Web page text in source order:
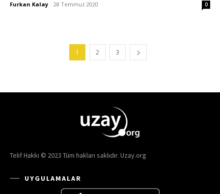
Furkan Kalay - 28 Temmuz 2020 0
1 2 3
Telif Hakkı © 2023 Tüm hakları saklıdır. Uzay.org
UYGULAMALAR